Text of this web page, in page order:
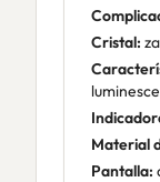
Cristal:
Material
Pantalla: